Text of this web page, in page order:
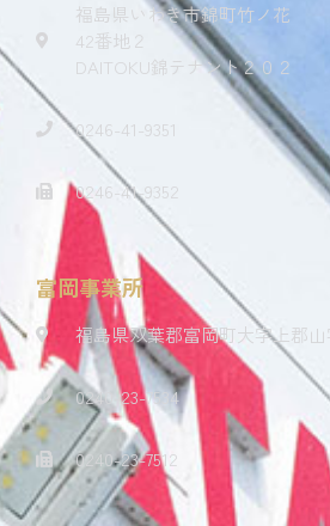
福島県いわき市錦町竹ノ花
42番地２
DAITOKU錦テナント２０２
0246-41-9351
0246-41-9352
富岡事業所
福島県双葉郡富岡町大字上郡山
0240-23-7534
0240-23-7512